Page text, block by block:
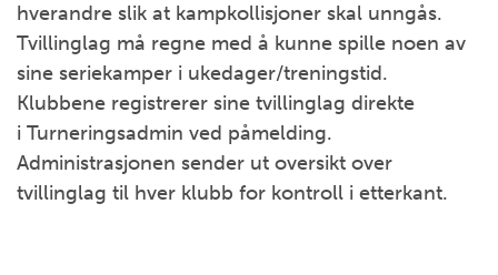
hverandre slik at kampkollisjoner skal unngås.
Tvillinglag må regne med å kunne spille noen av
sine seriekamper i ukedager/treningstid.
Klubbene registrerer sine tvillinglag direkte
i Turneringsadmin ved påmelding.
Administrasjonen sender ut oversikt over
tvillinglag til hver klubb for kontroll i etterkant.